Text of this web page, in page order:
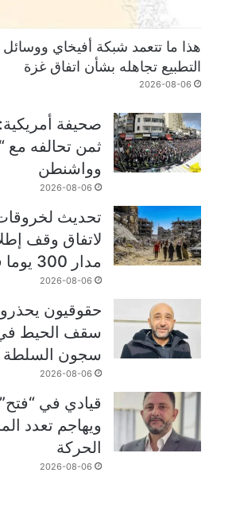
هذا ما تتعمد شبكة أفيخاي
التطبيع تجاهله بشأن اتفاق غزة
2026-08-06
صحيفة
ثمن تحالفه مع
وواشنطن
2026-08-06
تحديث لخروقات
لاتفاق وقف
مدار 300 يوما في غزة
2026-08-06
حقوقيون
سقف الحيط
سجون السلطة
2026-08-06
قيادي في
ويهاجم تعدد
الحركة
2026-08-06